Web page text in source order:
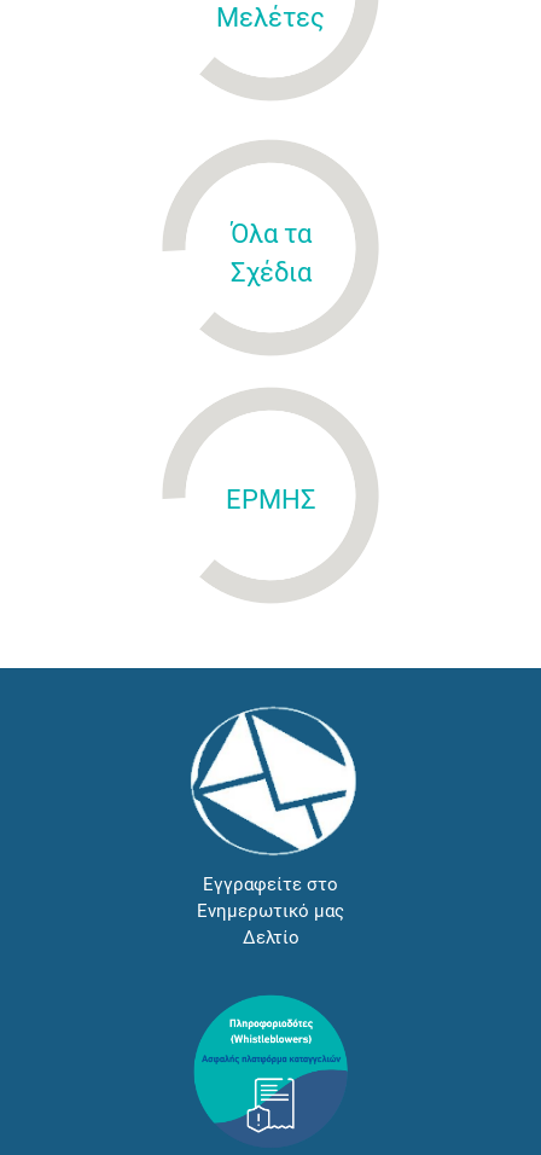
Μελέτες
Όλα τα
Σχέδια
ΕΡΜΗΣ
Εγγραφείτε στο
Ενημερωτικό μας
Δελτίο